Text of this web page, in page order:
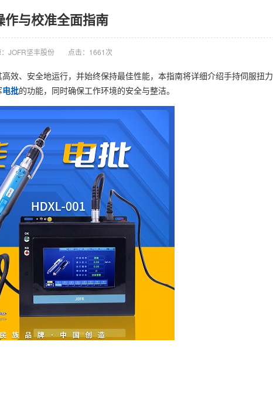
与校准全面指南
JOFR坚丰股份 点击：1661次
效、安全地运行，并始终保持最佳性能，本指南将详细介绍手持伺服扭力
电批的功能，同时确保工作环境的安全与整洁。